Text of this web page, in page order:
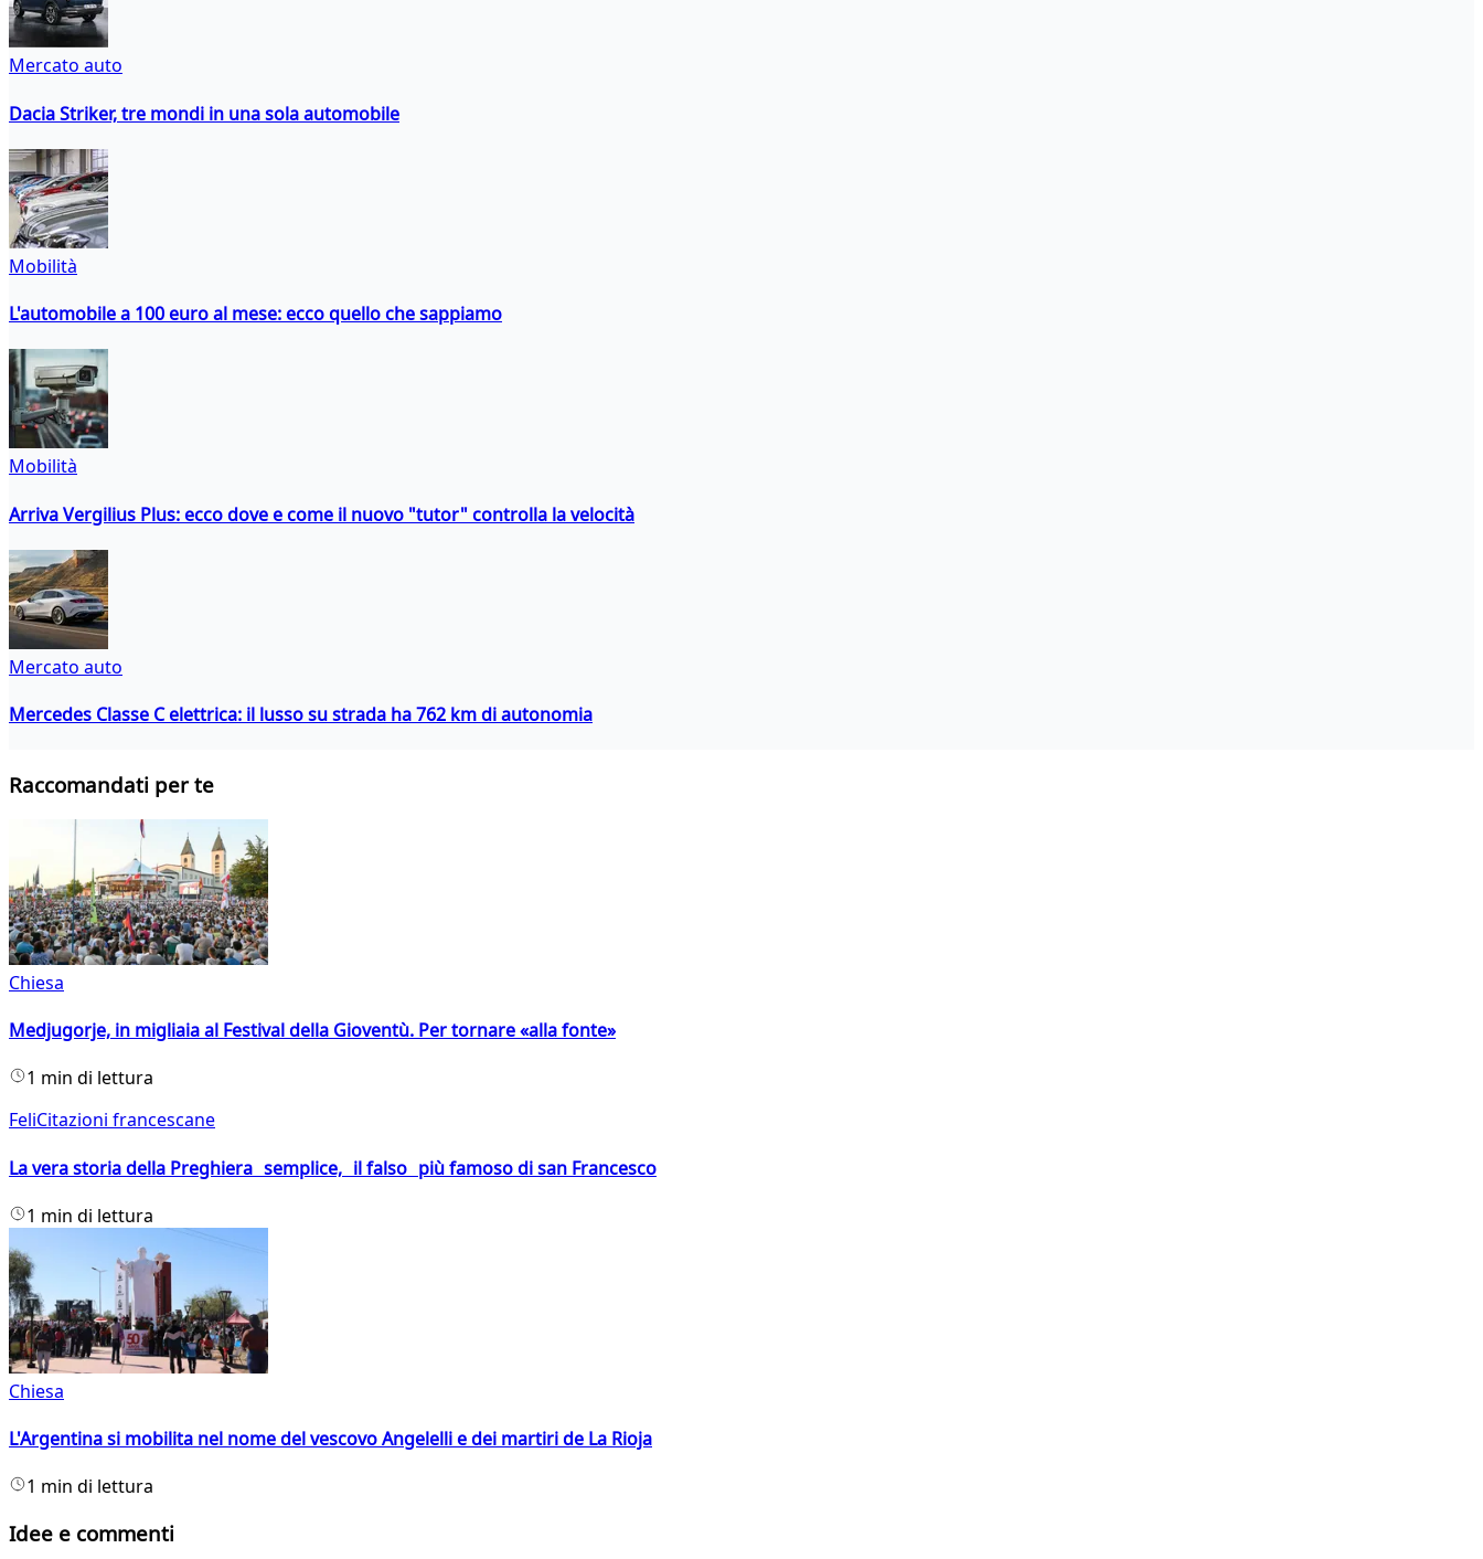
Mercato auto
Dacia Striker, tre mondi in una sola automobile
Mobilità
L'automobile a 100 euro al mese: ecco quello che sappiamo
Mobilità
Arriva Vergilius Plus: ecco dove e come il nuovo "tutor" controlla la velocità
Mercato auto
Mercedes Classe C elettrica: il lusso su strada ha 762 km di autonomia
Raccomandati per te
Chiesa
Medjugorje, in migliaia al Festival della Gioventù. Per tornare «alla fonte»
1 min di lettura
FeliCitazioni francescane
La vera storia della Preghiera semplice, il falso più famoso di san Francesco
1 min di lettura
Chiesa
L'Argentina si mobilita nel nome del vescovo Angelelli e dei martiri de La Rioja
1 min di lettura
Idee e commenti